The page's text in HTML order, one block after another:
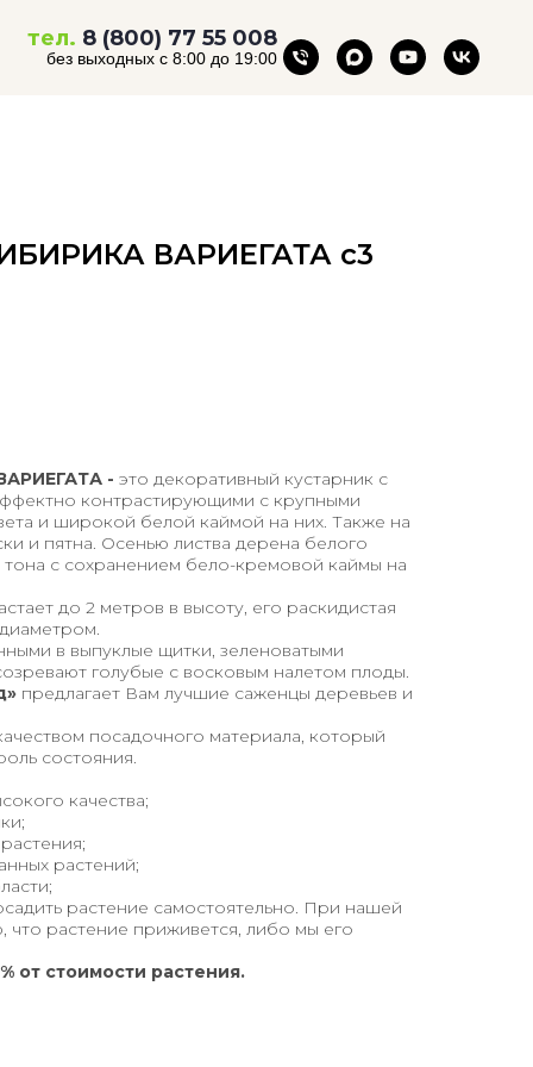
тел. 8 (800) 77 55 008
без выходных с 8:00 до 19:00
ВАРИЕГАТА с3
- это декоративный кустарник с
контрастирующими с крупными
и широкой белой каймой на них. Также на
и пятна. Осенью листва дерена белого
с сохранением бело-кремовой каймы на
до 2 метров в высоту, его раскидистая
в выпуклые щитки, зеленоватыми
голубые с восковым налетом плоды.
предлагает Вам лучшие саженцы деревьев и
посадочного материала, который
состояния.
качества;
растений;
растение самостоятельно. При нашей
что растение приживется, либо мы его
от стоимости растения.